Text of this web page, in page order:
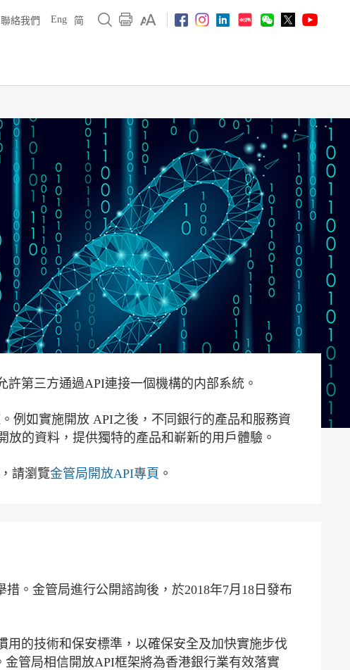
聯絡我們 Eng 简
第三方通過API連接一個機構的内部系統。
例如實施開放 API之後，不同銀行的產品和服務資
的資料，提供獨特的產品和嶄新的用戶體驗。
請瀏覽金管局開放API專頁 。
。金管局進行公開諮詢後，於2018年7月18日發布
的技術和保安標準，以確保安全及加快實施步伐
管局相信開放API框架將為香港銀行業有效落實